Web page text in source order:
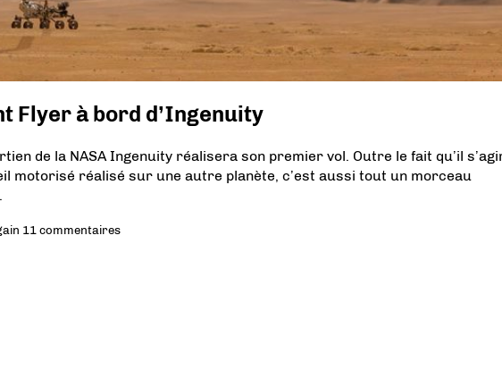
Flyer à bord d’Ingenuity
de la NASA Ingenuity réalisera son premier vol. Outre le fait qu’il
motorisé réalisé sur une autre planète, c’est aussi tout un morceau
11 commentaires